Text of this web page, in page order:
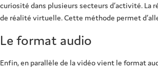
curiosité dans plusieurs secteurs d’activité.
de réalité virtuelle. Cette méthode permet
Le format audio
Enfin, en parallèle de la vidéo vient le format